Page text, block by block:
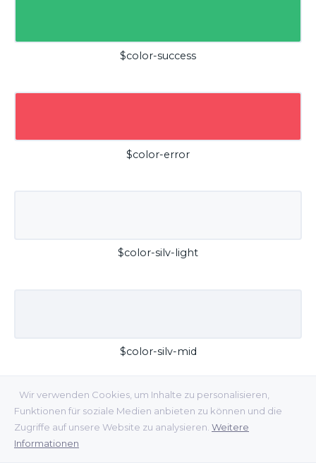
Wir verwenden Cookies, um Inhalte zu personalisieren,
Funktionen für soziale Medien anbieten zu können und die
Zugriffe auf unsere Website zu analysieren. Weitere
Informationen
$color-success
$color-error
$color-silv-light
$color-silv-mid